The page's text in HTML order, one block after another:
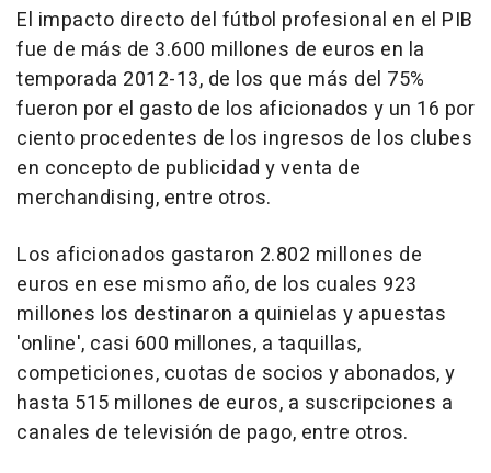
El impacto directo del fútbol profesional en el PIB
fue de más de 3.600 millones de euros en la
temporada 2012-13, de los que más del 75%
fueron por el gasto de los aficionados y un 16 por
ciento procedentes de los ingresos de los clubes
en concepto de publicidad y venta de
merchandising, entre otros.
Los aficionados gastaron 2.802 millones de
euros en ese mismo año, de los cuales 923
millones los destinaron a quinielas y apuestas
'online', casi 600 millones, a taquillas,
competiciones, cuotas de socios y abonados, y
hasta 515 millones de euros, a suscripciones a
canales de televisión de pago, entre otros.